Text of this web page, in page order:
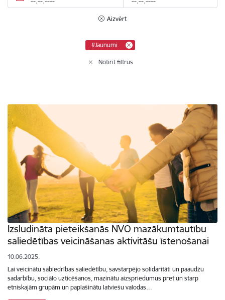
Aizvērt
#Jaunumi
Notīrīt filtrus
Izsludināta pieteikšanās NVO mazākumtautību
saliedētības veicināšanas aktivitāšu īstenošanai
10.06.2025.
Lai veicinātu sabiedrības saliedētību, savstarpējo solidaritāti un paaudžu
sadarbību, sociālo uzticēšanos, mazinātu aizspriedumus pret un starp
etniskajām grupām un paplašinātu latviešu valodas…